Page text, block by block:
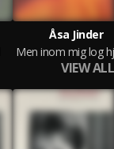
Åsa Jinder
VIEW ALL